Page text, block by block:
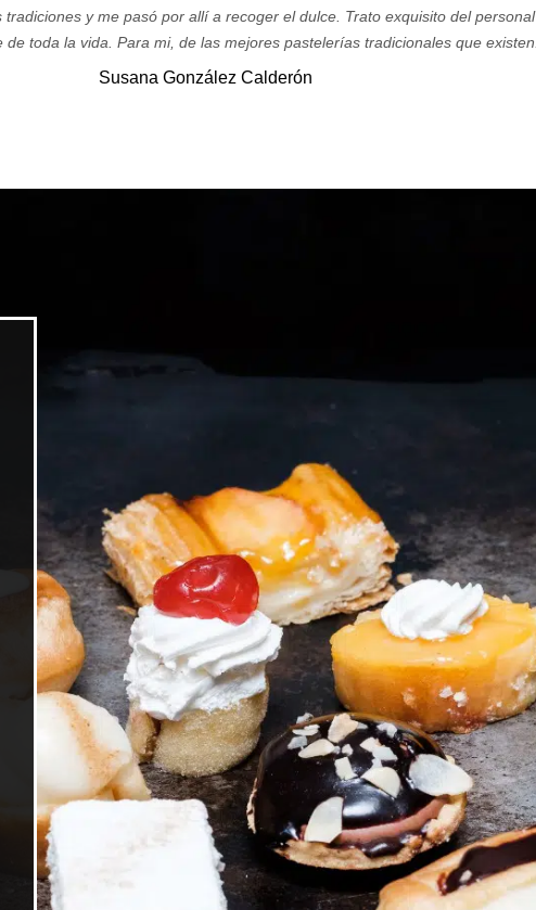
tradiciones y me pasó por allí a recoger el dulce. Trato exquisito del personal
de toda la vida. Para mi, de las mejores pastelerías tradicionales que existen.
Susana González Calderón